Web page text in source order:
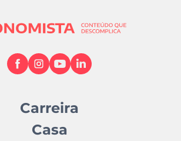
Carreira
Casa